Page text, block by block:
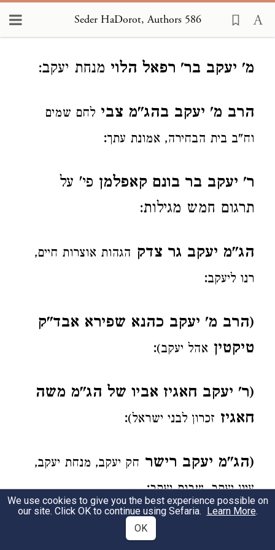
Seder HaDorot, Authors 586
מ' יעקב בר' רפאל הלוי מנחת יעקב:
הרב מ' יעקב בהג"מ צבי לחם שמים
וח"ב בית הבחירה, אמונת עתך:
ר' יעקב בר בונם קאפלמן פי' על
תרגום חמש מגילות:
הג"מ יעקב גר צדק הגהות אוצרות חיים,
רנו ליעקב:
(הרב מ' יעקב כהנא שפירא אבד"ק
טיקטין אהל יעקב):
(ר' יעקב חאגיז אביו של הג"מ משה
חאגיז זכרון לבני ישראל):
(הג"מ יעקב רישר חק יעקב, מנחת יעקב,
עיון יעקב, שבות יעקב:
מענה לשון)
We use cookies to give you the best experience possible on
our site. Click OK to continue using Sefaria. Learn More.
OK